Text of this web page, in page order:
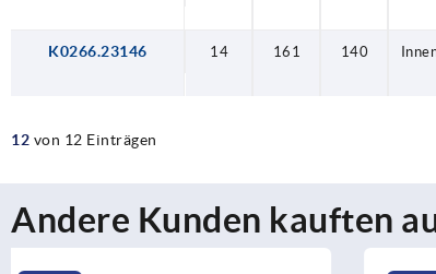
K0266.23146 14 161 140
12 von 12 Einträgen
Andere Kunden kauften